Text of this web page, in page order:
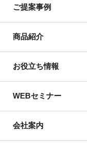
ご提案事例
商品紹介
お役立ち情報
WEBセミナー
会社案内